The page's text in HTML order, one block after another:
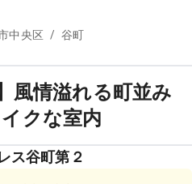
中央区 / 谷町
風情溢れる町並み
クな室内
ス谷町第２